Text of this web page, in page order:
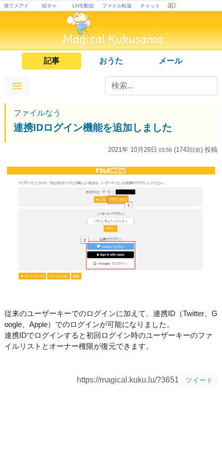
捨てメアド 絵チャ LIVE配信 ファイル転送 チャット
記事 おうた メール
ファイルなう
連携IDログイン機能を追加しました
2021年 10月29日 03:56 (1743日前) 投稿
従来のユーザーキーでのログインに加えて、連携ID（Twitter、G
oogle、Apple）でのログインが可能になりました。
連携IDでログインすると初回ログイン時のユーザーキーのファ
イルリストとオーナー権限が復元できます。
https://magical.kuku.lu/?3651 ツイート